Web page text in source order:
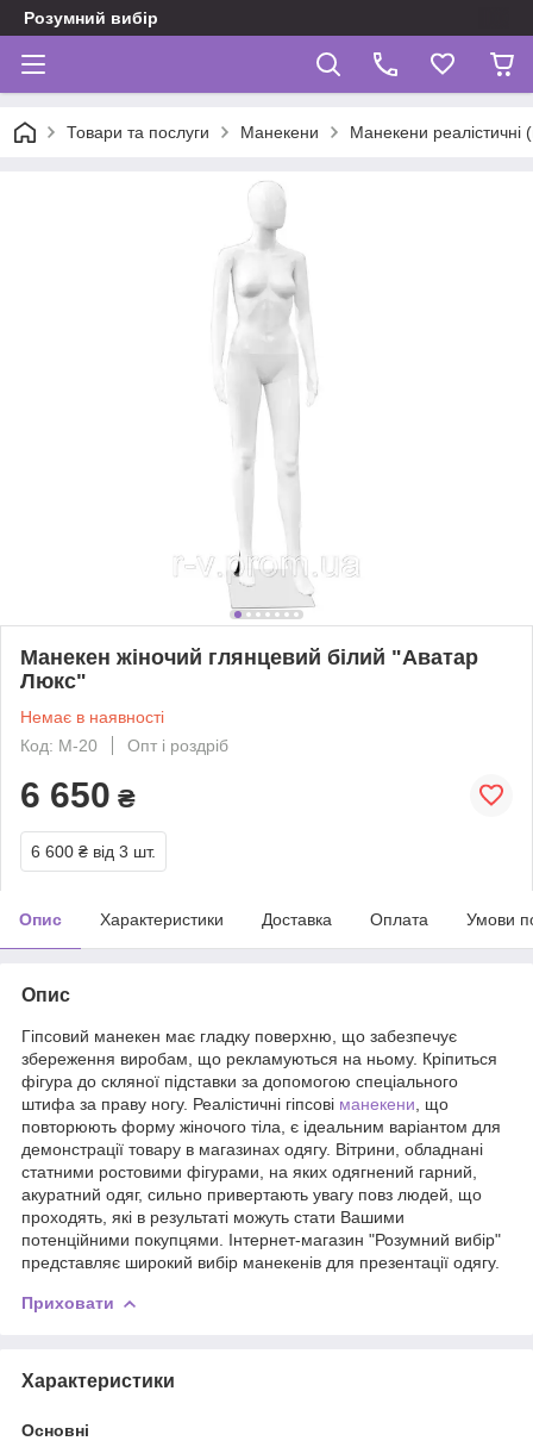
Розумний вибір
Товари та послуги Манекени Манекени реалістичні
Манекен жіночий глянцевий білий "Аватар
Люкс"
Немає в наявності
Код: М-20
Опт і роздріб
6 650 ₴
6 600 ₴ від 3 шт.
Опис Характеристики Доставка Оплата Умови
Опис
Гіпсовий манекен має гладку поверхню, що забезпечує
збереження виробам, що рекламуються на ньому. Кріпиться
фігура до скляної підставки за допомогою спеціального
штифа за праву ногу. Реалістичні гіпсові манекени , що
повторюють форму жіночого тіла, є ідеальним варіантом для
демонстрації товару в магазинах одягу. Вітрини, обладнані
статними ростовими фігурами, на яких одягнений гарний,
акуратний одяг, сильно привертають увагу повз людей, що
проходять, які в результаті можуть стати Вашими
потенційними покупцями. Інтернет-магазин "Розумний вибір"
представляє широкий вибір манекенів для презентації одягу.
Приховати
Характеристики
Основні